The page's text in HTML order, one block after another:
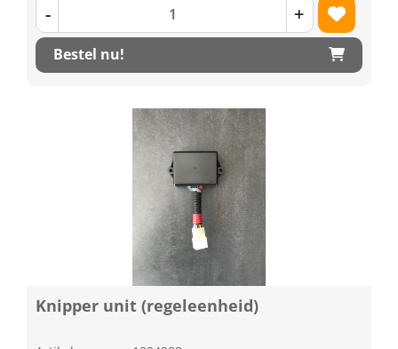
- +
Bestel nu!
Knipper unit (regeleenheid)